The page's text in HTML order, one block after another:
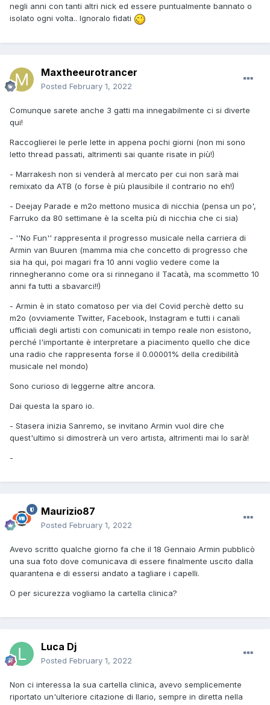
negli anni con tanti altri nick ed essere puntualmente bannato o
isolato ogni volta.. Ignoralo fidati
Maxtheeurotrancer
Posted February 1, 2022
Comunque sarete anche 3 gatti ma innegabilmente ci si diverte
qui!
Raccoglierei le perle lette in appena pochi giorni (non mi sono
letto thread passati, altrimenti sai quante risate in più!)
- Marrakesh non si venderà al mercato per cui non sarà mai
remixato da ATB (o forse è più plausibile il contrario no eh!)
- Deejay Parade e m2o mettono musica di nicchia (pensa un po',
Farruko da 80 settimane è la scelta più di nicchia che ci sia)
- ''No Fun'' rappresenta il progresso musicale nella carriera di
Armin van Buuren (mamma mia che concetto di progresso che
sia ha qui, poi magari fra 10 anni voglio vedere come la
rinnegheranno come ora si rinnegano il Tacatà, ma scommetto 10
anni fa tutti a sbavarci!!)
- Armin è in stato comatoso per via del Covid perchè detto su
m2o (ovviamente Twitter, Facebook, Instagram e tutti i canali
ufficiali degli artisti con comunicati in tempo reale non esistono,
perché l'importante è interpretare a piacimento quello che dice
una radio che rappresenta forse il 0.00001% della credibilità
musicale nel mondo)
Sono curioso di leggerne altre ancora.
Dai questa la sparo io.
- Stasera inizia Sanremo, se invitano Armin vuol dire che
quest'ultimo si dimostrerà un vero artista, altrimenti mai lo sarà!
-
Maurizio87
Posted February 1, 2022
Avevo scritto qualche giorno fa che il 18 Gennaio Armin pubblicò
una sua foto dove comunicava di essere finalmente uscito dalla
quarantena e di essersi andato a tagliare i capelli.
O per sicurezza vogliamo la cartella clinica?
Luca Dj
Posted February 1, 2022
Non ci interessa la sua cartella clinica, avevo semplicemente
riportato un'ulteriore citazione di Ilario, sempre in diretta nella